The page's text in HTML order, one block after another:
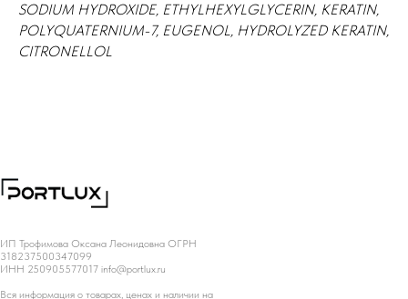
SODIUM HYDROXIDE, ETHYLHEXYLGLYCERIN, KERATIN,
POLYQUATERNIUM-7, EUGENOL, HYDROLYZED KERATIN,
CITRONELLOL
ИП Трофимова Оксана Леонидовна ОГРН
318237500347099
ИНН 250905577017 info@portlux.ru
Вся информация о товарах, ценах и наличии на